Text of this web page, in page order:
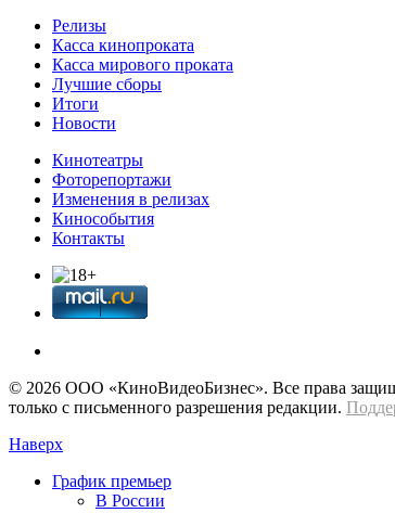
Релизы
Касса кинопроката
Касса мирового проката
Лучшие сборы
Итоги
Новости
Кинотеатры
Фоторепортажи
Изменения в релизах
Кинособытия
Контакты
© 2026 OOО «КиноВидеоБизнес». Все права
только с письменного разрешения редакции.
Наверх
График премьер
В России